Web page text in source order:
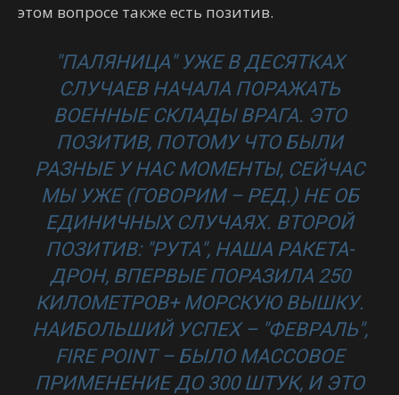
этом вопросе также есть позитив.
"ПАЛЯНИЦА" УЖЕ В ДЕСЯТКАХ
СЛУЧАЕВ НАЧАЛА ПОРАЖАТЬ
ВОЕННЫЕ СКЛАДЫ ВРАГА. ЭТО
ПОЗИТИВ, ПОТОМУ ЧТО БЫЛИ
РАЗНЫЕ У НАС МОМЕНТЫ, СЕЙЧАС
МЫ УЖЕ (ГОВОРИМ – РЕД.) НЕ ОБ
ЕДИНИЧНЫХ СЛУЧАЯХ. ВТОРОЙ
ПОЗИТИВ: "РУТА", НАША РАКЕТА-
ДРОН, ВПЕРВЫЕ ПОРАЗИЛА 250
КИЛОМЕТРОВ+ МОРСКУЮ ВЫШКУ.
НАИБОЛЬШИЙ УСПЕХ – "ФЕВРАЛЬ",
FIRE POINT – БЫЛО МАССОВОЕ
ПРИМЕНЕНИЕ ДО 300 ШТУК, И ЭТО